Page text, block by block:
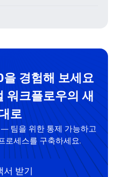
경험해 보세요
워크플로우의 새
로
팀을 위한 통제 가능하고
로세스를 구축하세요.
서 받기